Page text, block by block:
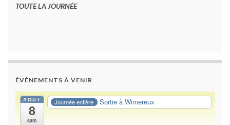
TOUTE LA JOURNÉE
ÉVÉNEMENTS À VENIR
AOÛT
8
sam
Journée entière Sortie à Wimereux